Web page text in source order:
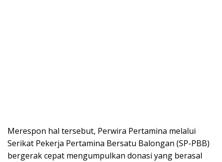
Merespon hal tersebut, Perwira Pertamina melalui
Serikat Pekerja Pertamina Bersatu Balongan (SP-PBB)
bergerak cepat mengumpulkan donasi yang berasal